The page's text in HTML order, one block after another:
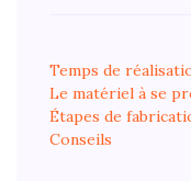
Temps de
Le matériel à se
Étapes de
Conseils